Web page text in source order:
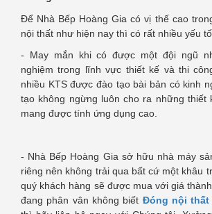
Để Nhà Bếp Hoàng Gia có vị thế cao
nội thất như hiện nay thì có rất nhiều yếu
- May mắn khi có được một đội ngũ
nghiệm trong lĩnh vực thiết kế và thi
nhiều KTS được đào tạo bài bản có kinh
tạo không ngừng luôn cho ra những thiết
mang được tính ứng dụng cao.
- Nhà Bếp Hoàng Gia sở hữu nhà máy
riêng nên không trải qua bất cứ một khâu
quý khách hàng sẽ được mua với giá
đang phân vân không biết Đóng nội